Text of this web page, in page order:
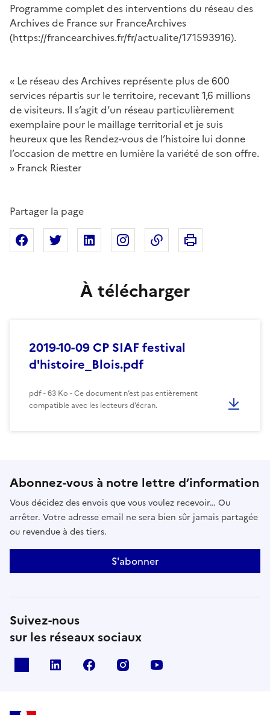
Programme complet des interventions du réseau des
Archives de France sur FranceArchives
(https://francearchives.fr/fr/actualite/171593916).
« Le réseau des Archives représente plus de 600
services répartis sur le territoire, recevant 1,6 millions
de visiteurs. Il s’agit d’un réseau particulièrement
exemplaire pour le maillage territorial et je suis
heureux que les Rendez-vous de l’histoire lui donne
l’occasion de mettre en lumière la variété de son offre.
» Franck Riester
Partager la page
Partager sur Facebook
Partager sur XPartager sur Linkedin
Partager sur Instagram
Copier dans le
Imprimer cette
À télécharger
2019-10-09 CP SIAF festival
d'histoire_Blois.pdf
pdf - 63 Ko - Ce document n’est pas entièrement
compatible avec les lecteurs d’écran.
Abonnez-vous à notre lettre d’information
Vous décidez des envois que vous voulez recevoir… Ou
arrêter. Votre adresse email ne sera bien sûr jamais partagée
ou revendue à des tiers.
S'abonner
Suivez-nous
sur les réseaux sociaux
linkedin facebook instagram